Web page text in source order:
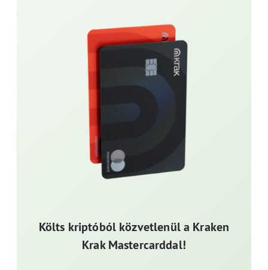
Költs kriptóból közvetlenül a Kraken
Krak Mastercarddal!